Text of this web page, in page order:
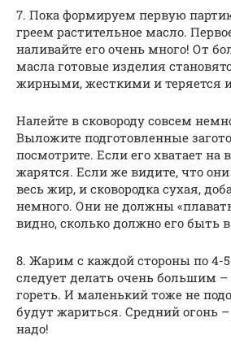
7. Пока формируем первую
греем растительное масло.
наливайте его очень много! От
масла готовые изделия
жирными, жесткими и теряется
Налейте в сковороду совсем
Выложите подготовленные
посмотрите. Если его хватает на
жарятся. Если же видите, что
весь жир, и сковородка сухая,
немного. Они не должны
видно, сколько должно его быть в
8. Жарим с каждой стороны по 4-
следует делать очень большим –
гореть. И маленький тоже не
будут жариться. Средний огонь –
надо!